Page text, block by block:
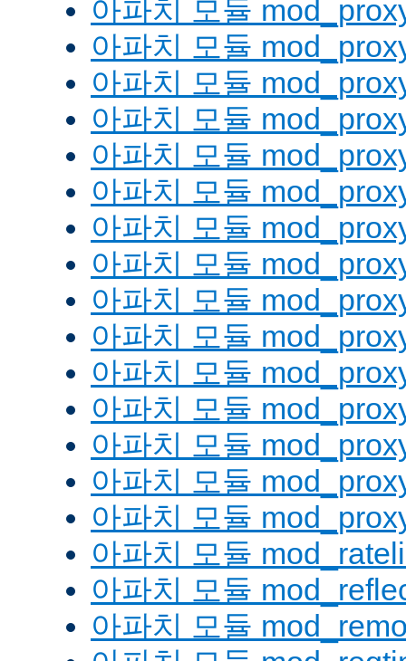
아파치 모듈
아파치 모듈
아파치 모듈
아파치 모듈
아파치 모듈
아파치 모듈
아파치 모듈
아파치 모듈
아파치 모듈
아파치 모듈
아파치 모듈
아파치 모듈
아파치 모듈
아파치 모듈
아파치 모듈
아파치 모듈
아파치 모듈
아파치 모듈